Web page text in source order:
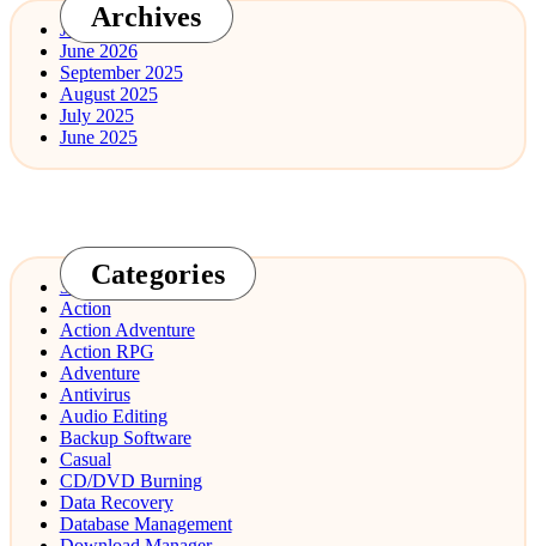
Archives
July 2026
June 2026
September 2025
August 2025
July 2025
June 2025
Categories
3D Design
Action
Action Adventure
Action RPG
Adventure
Antivirus
Audio Editing
Backup Software
Casual
CD/DVD Burning
Data Recovery
Database Management